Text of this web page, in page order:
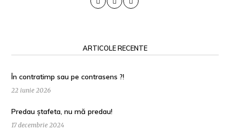
ARTICOLE RECENTE
În contratimp sau pe contrasens ?!
22 iunie 2026
Predau ștafeta, nu mă predau!
17 decembrie 2024